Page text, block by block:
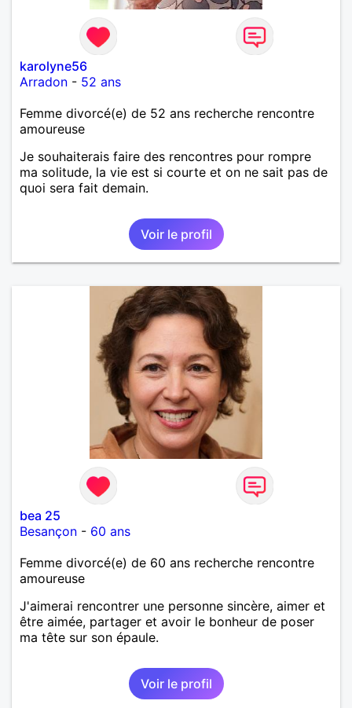
karolyne56
Arradon - 52 ans
Femme divorcé(e) de 52 ans recherche rencontre
amoureuse
Je souhaiterais faire des rencontres pour rompre
ma solitude, la vie est si courte et on ne sait pas de
quoi sera fait demain.
Voir le profil
bea 25
Besançon - 60 ans
Femme divorcé(e) de 60 ans recherche rencontre
amoureuse
J'aimerai rencontrer une personne sincère, aimer et
être aimée, partager et avoir le bonheur de poser
ma tête sur son épaule.
Voir le profil